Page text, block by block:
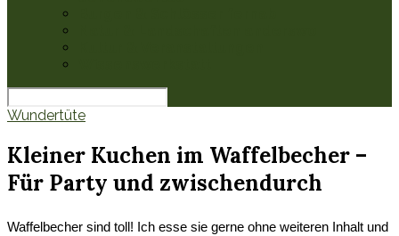
Wundertüte
Kleiner Kuchen im Waffelbecher –
Für Party und zwischendurch
Waffelbecher sind toll! Ich esse sie gerne ohne weiteren Inhalt und